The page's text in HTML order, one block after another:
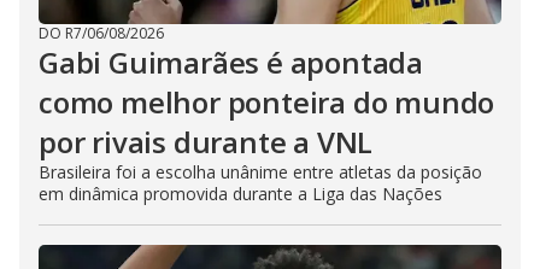
DO R7/06/08/2026
Gabi Guimarães é apontada
como melhor ponteira do mundo
por rivais durante a VNL
Brasileira foi a escolha unânime entre atletas da posição
em dinâmica promovida durante a Liga das Nações